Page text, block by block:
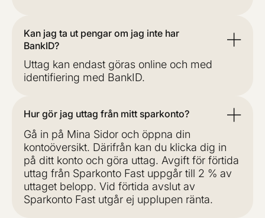
Kan jag ta ut pengar om jag inte har
BankID?
Uttag kan endast göras online och med
identifiering med BankID.
Hur gör jag uttag från mitt sparkonto?
Gå in på Mina Sidor och öppna din
kontoöversikt. Därifrån kan du klicka dig in
på ditt konto och göra uttag. Avgift för förtida
uttag från Sparkonto Fast uppgår till 2 % av
uttaget belopp. Vid förtida avslut av
Sparkonto Fast utgår ej upplupen ränta.